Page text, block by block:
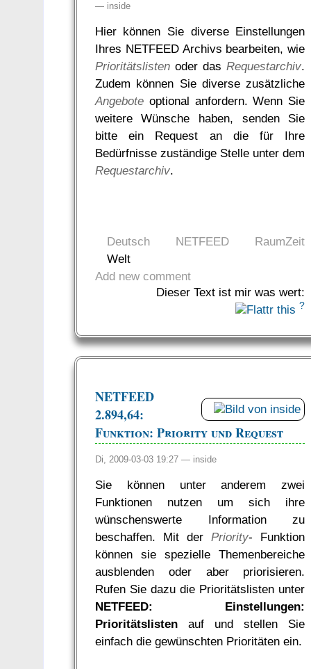
— inside
Hier können Sie diverse Einstellungen
Ihres NETFEED Archivs bearbeiten, wie
Prioritätslistenoder dasRequestarchiv.
Zudem können Sie diverse zusätzliche
Angeboteoptional anfordern. Wenn Sie
weitere Wünsche haben, senden Sie
bitte ein Request an die für Ihre
Bedürfnisse zuständige Stelle unter dem
Requestarchiv.
Deutsch NETFEED
RaumZeit
Welt
Add new comment
Dieser Text ist mir was wert:
?
NETFEED
2.894,64:
Funktion: Priority und Request
Di, 2009-03-03 19:27 — inside
Sie können unter anderem zwei
Funktionen nutzen um sich ihre
wünschenswerte Information zu
beschaffen. Mit derPriority- Funktion
können sie spezielle Themenbereiche
ausblenden oder aber priorisieren.
Rufen Sie dazu die Prioritätslisten unter
NETFEED: Einstellungen:
Prioritätslistenauf und stellen Sie
einfach die gewünschten Prioritäten ein.